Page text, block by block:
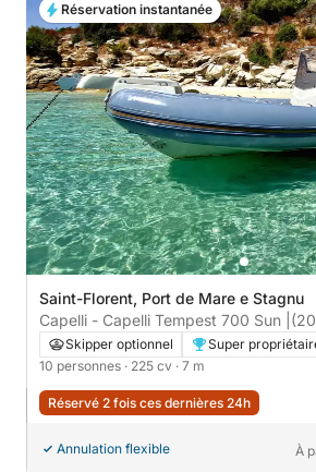
Saint-Florent, Port de Mare e Stagnu
Capelli - Capelli Tempest 700 Sun |
Skipper optionnel Super
10 personnes · 225 cv · 7 m
Réservé 2 fois ces dernières 24h
Annulation flexible À
Réservation instantanée